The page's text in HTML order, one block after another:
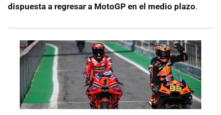
dispuesta a regresar a MotoGP en el medio plazo.